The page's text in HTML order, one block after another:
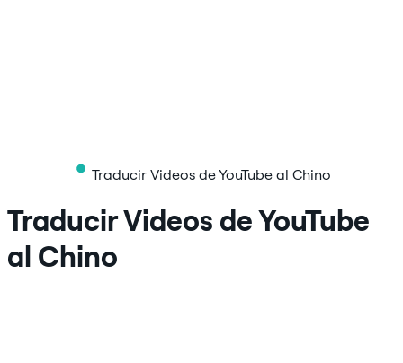
Traducir Videos de YouTube al Chino
Traducir Videos de YouTube
al Chino